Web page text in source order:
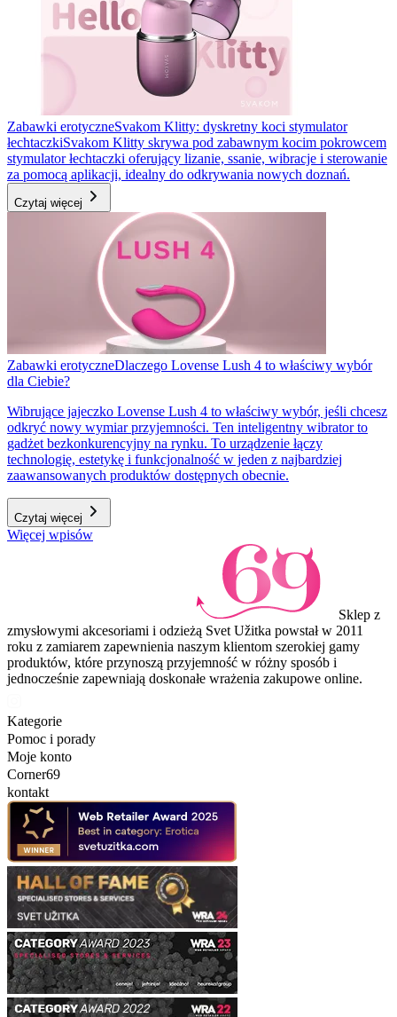
Zabawki erotyczneSvakom Klitty: dyskretny koci stymulator
łechtaczkiSvakom Klitty skrywa pod zabawnym kocim pokrowcem
stymulator łechtaczki oferujący lizanie, ssanie, wibracje i sterowanie
za pomocą aplikacji, idealny do odkrywania nowych doznań.
Czytaj więcej
Zabawki erotyczneDlaczego Lovense Lush 4 to właściwy wybór
dla Ciebie?
Wibrujące jajeczko Lovense Lush 4 to właściwy wybór, jeśli chcesz
odkryć nowy wymiar przyjemności. Ten inteligentny wibrator to
gadżet bezkonkurencyjny na rynku. To urządzenie łączy
technologię, estetykę i funkcjonalność w jeden z najbardziej
zaawansowanych produktów dostępnych obecnie.
Czytaj więcej
Więcej wpisów
Sklep z
zmysłowymi akcesoriami i odzieżą Svet Užitka powstał w 2011
roku z zamiarem zapewnienia naszym klientom szerokiej gamy
produktów, które przynoszą przyjemność w różny sposób i
jednocześnie zapewniają doskonałe wrażenia zakupowe online.
Kategorie
Pomoc i porady
Moje konto
Corner69
kontakt